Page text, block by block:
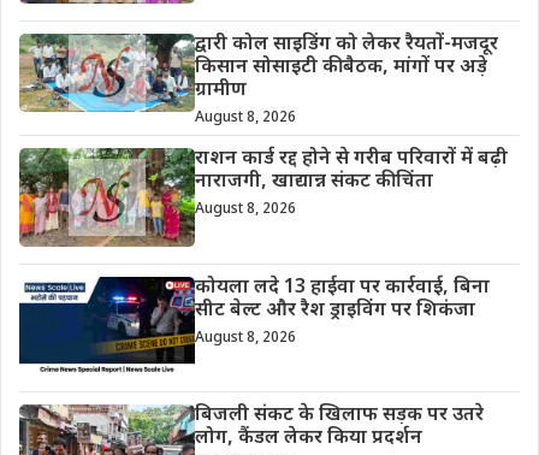
द्वारी कोल साइडिंग को लेकर रैयतों-मजदूर
किसान सोसाइटी की बैठक, मांगों पर अड़े
ग्रामीण
August 8, 2026
राशन कार्ड रद्द होने से गरीब परिवारों में बढ़ी
नाराजगी, खाद्यान्न संकट की चिंता
August 8, 2026
कोयला लदे 13 हाईवा पर कार्रवाई, बिना
सीट बेल्ट और रैश ड्राइविंग पर शिकंजा
August 8, 2026
बिजली संकट के खिलाफ सड़क पर उतरे
लोग, कैंडल लेकर किया प्रदर्शन